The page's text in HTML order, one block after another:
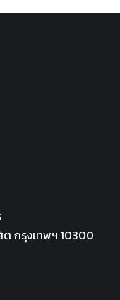
กรุงเทพฯ 10300